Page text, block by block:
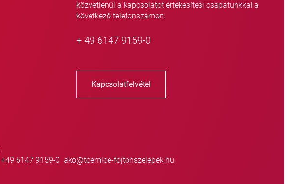
közvetlenül a kapcsolatot értékesítési csapatunkkal a
következő telefonszámon:
+ 49 6147 9159-0
Kapcsolatfelvétel
+49 6147 9159-0 ako@toemloe-fojtohszelepek.hu